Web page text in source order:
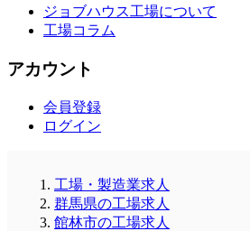
ジョブハウス工場について
工場コラム
アカウント
会員登録
ログイン
工場・製造業求人
群馬県の工場求人
館林市の工場求人